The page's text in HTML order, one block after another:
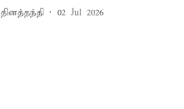
தினத்தந்தி 02 Jul 2026